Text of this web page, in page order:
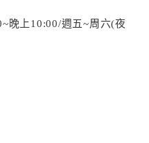
晚上10:00/週五~周六(夜